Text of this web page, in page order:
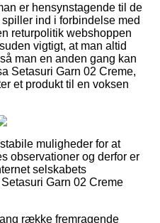
er hensynstagende til de
ind i forbindelse med
returpolitik webshoppen
vigtigt, at man altid
man en anden gang kan
Setasuri Garn 02 Creme,
et produkt til en voksen
muligheder for at
observationer og derfor er
selskabets
Garn 02 Creme
række fremragende